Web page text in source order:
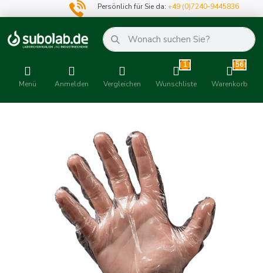
Persönlich für Sie da:+49 (0)7240-9445836
Menü Anmelden Vergleichen
1
Wunschliste
56
Warenkorb